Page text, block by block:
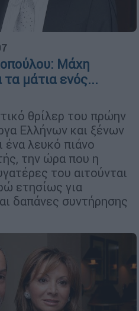
Μάχη
τα μάτια ενός...
θρίλερ του πρώην
Ελλήνων και ξένων
ένα λευκό πιάνο
την ώρα που η
του αιτούνται
ετησίως για
δαπάνες συντήρησης